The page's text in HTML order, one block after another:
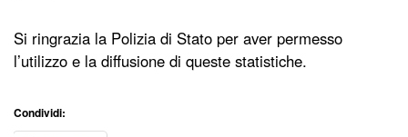
Si ringrazia la Polizia di Stato per aver permesso
l’utilizzo e la diffusione di queste statistiche.
Condividi: